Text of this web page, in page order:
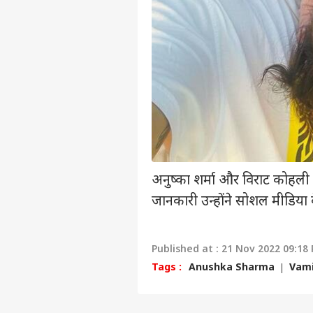
अनुष्का शर्मा और विराट
जानकारी उन्होंने सोशल
Published at : 21 Nov 2022 09:18
Tags : Anushka Sharma
एडवर्टाइज विथ अस
कॉन्टैक्ट अस
अबाउट अस
करेंगे